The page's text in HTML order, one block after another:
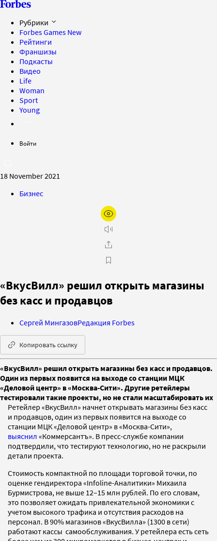
Рубрики
Forbes Games New
Рейтинги
Франшизы
Подкасты
Видео
Life
Woman
Sport
Young
Войти
18 November 2021
Бизнес
«ВкусВилл» решил открыть магазины
без касс и продавцов
Сергей МингазовРедакция Forbes
Копировать ссылку
«ВкусВилл» решил открыть магазины без касс и продавцов.
Один из первых появится на выходе со станции МЦК
«Деловой центр» в «Москва-Сити». Другие ретейлеры
тестировали такие проекты, но не стали масштабировать их
Ретейлер «ВкусВилл» начнет открывать магазины без касс
и продавцов, один из первых появится на выходе со
станции МЦК «Деловой центр» в «Москва-Сити»,
выяснил «Коммерсантъ». В пресс-службе компании
подтвердили, что тестируют технологию, но не раскрыли
детали проекта.
Стоимость компактной по площади торговой точки, по
оценке гендиректора «Infoline-Аналитики» Михаила
Бурмистрова, не выше 12–15 млн рублей. По его словам,
это позволяет ожидать привлекательной экономики с
учетом высокого трафика и отсутствия расходов на
персонал. В 90% магазинов «ВкусВилла» (1300 в сети)
работают кассы самообслуживания. У ретейлера есть сеть